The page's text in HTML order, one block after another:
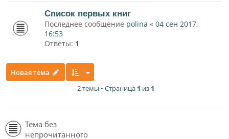
Список первых книг
Последнее сообщение polina « 04 сен 2017,
16:53
Ответы: 1
Новая тема
2 темы • Страница 1 из 1
Тема без
непрочитанного